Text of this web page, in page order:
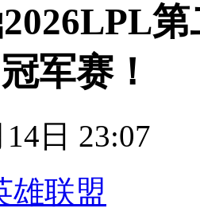
军赛！
14日
雄联盟